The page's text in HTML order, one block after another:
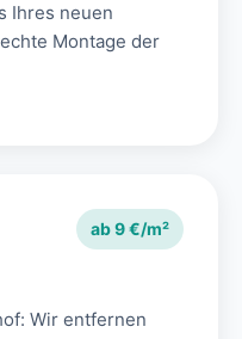
Ihres neuen
Montage der
ab 9 €/m²
Wir entfernen